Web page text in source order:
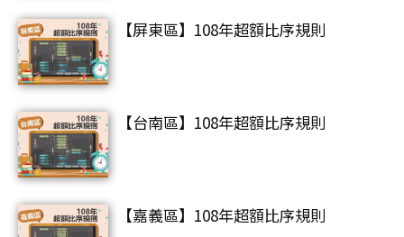
【屏東區】108年超額比序規則
【台南區】108年超額比序規則
【嘉義區】108年超額比序規則